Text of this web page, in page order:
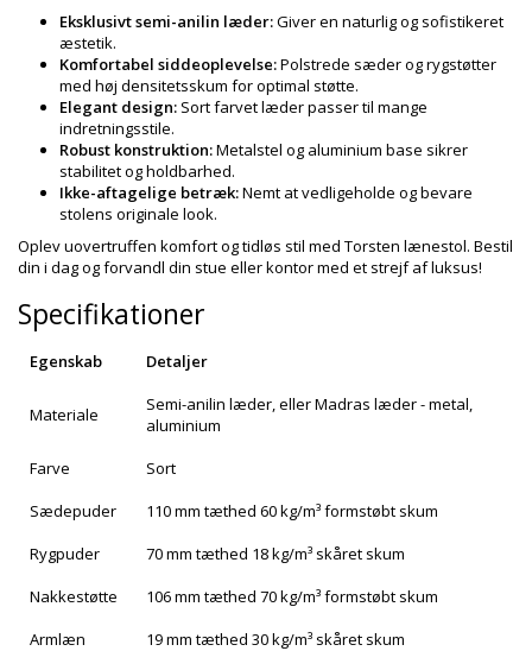
Eksklusivt semi-anilin læder:Giver en naturlig og sofistikeret
æstetik.
Komfortabel siddeoplevelse:Polstrede sæder og rygstøtter
med høj densitetsskum for optimal støtte.
Elegant design: Sort farvet læder passer til mange
indretningsstile.
Robust konstruktion:Metalstel og aluminium base sikrer
stabilitet og holdbarhed.
Ikke-aftagelige betræk:Nemt at vedligeholde og bevare
stolens originale look.
Oplev uovertruffen komfort og tidløs stil med Torsten lænestol. Bestil
din i dag og forvandl din stue eller kontor med et strejf af luksus!
Specifikationer
Egenskab Detaljer
Materiale
Semi-anilin læder, eller Madras læder - metal,
aluminium
Farve
Sort
Sædepuder
110 mm tæthed 60 kg/m³ formstøbt skum
Rygpuder
70 mm tæthed 18 kg/m³ skåret skum
Nakkestøtte
106 mm tæthed 70 kg/m³ formstøbt skum
Armlæn
19 mm tæthed 30 kg/m³ skåret skum